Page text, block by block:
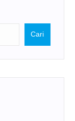
Cari